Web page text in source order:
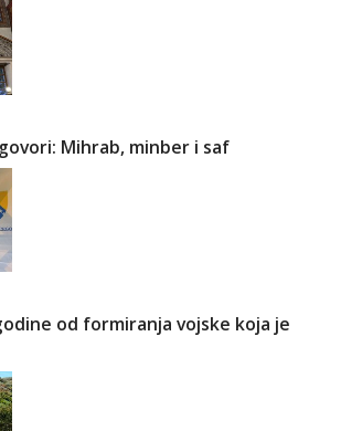
Mihrab, minber i saf
od formiranja vojske koja je